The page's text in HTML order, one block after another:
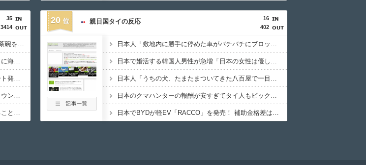
35
3414
海外「美しい」我が家に伝わる100年前の日本の茶碗を見てくれ（海外の反応）
海外「誰が借りてた？」茨城の不法滞在アパートに海外びっくり仰天！（海外の反応）
海外「日本から独立か？」茨城県が独自パスポート発行することに海外びっくり仰天！（海外の反応）
海外「素晴らしい追悼」東野圭吾最新作の発売カウントダウンに海外興味津々！（海外の反応）
海外「舐めるな！」富士山で事故が相次いでいることに海外大騒ぎ！（海外の反応）
20
16
402
親日国タイの反応
日本人「敷地内に勝手に停めた車がバチバチにブロックされててウケた」→結末がめっちゃおもろいｗｗｗ【タイ人の反応】
日本で婚活する韓国人男性が急増「日本の女性は優しい」【タイ人の反応】
日本人「うちの犬、たまたまついてきた八百屋で一目惚れしたっぽい」【タイ人の反応】
日本のクマハンターの報酬が安すぎてタイ人もビックリ【タイ人の反応】
日本でBYDが軽EV「RACCO」を発売！ 補助金格差は中国に対するイジメ？【タイ人の反応】